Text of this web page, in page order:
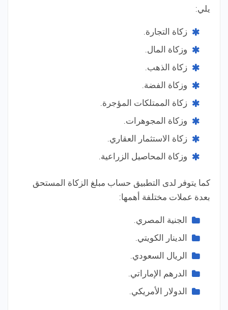
يلي:
زكاة التجارة.
وزكاة المال.
زكاة الذهب.
وزكاة الفضة.
زكاة الممتلكات المؤجرة.
وزكاة المجوهرات.
زكاة الاستثمار العقاري.
وزكاة المحاصيل الزراعية.
كما يتوفر لدى التطبيق حساب مبلغ الزكاة المستحق
بعدة عملات مختلفة أهمها:
الجنية المصري.
الدينار الكويتي.
الريال السعودي.
الدرهم الإماراتي.
الدولار الأمريكي.